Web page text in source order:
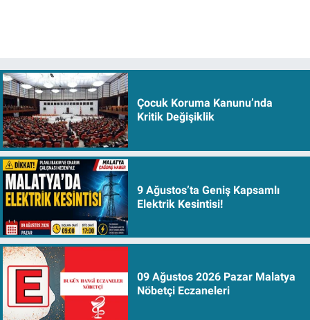
Çocuk Koruma Kanunu’nda
Kritik Değişiklik
9 Ağustos’ta Geniş Kapsamlı
Elektrik Kesintisi!
09 Ağustos 2026 Pazar Malatya
Nöbetçi Eczaneleri